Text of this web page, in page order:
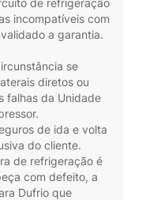
de refrigeração
incompatíveis com
a garantia.
se
diretos ou
falhas da Unidade
de ida e volta
do cliente.
de refrigeração é
com defeito, a
Dufrio que